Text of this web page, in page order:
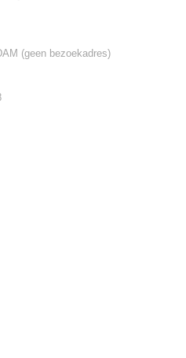
(geen bezoekadres)